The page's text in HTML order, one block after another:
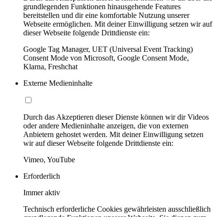
grundlegenden Funktionen hinausgehende Features
bereitstellen und dir eine komfortable Nutzung unserer
Webseite ermöglichen. Mit deiner Einwilligung setzen wir auf
dieser Webseite folgende Drittdienste ein:
Google Tag Manager, UET (Universal Event Tracking)
Consent Mode von Microsoft, Google Consent Mode,
Klarna, Freshchat
Externe Medieninhalte
Durch das Akzeptieren dieser Dienste können wir dir Videos
oder andere Medieninhalte anzeigen, die von externen
Anbietern gehostet werden. Mit deiner Einwilligung setzen
wir auf dieser Webseite folgende Drittdienste ein:
Vimeo, YouTube
Erforderlich
Immer aktiv
Technisch erforderliche Cookies gewährleisten ausschließlich